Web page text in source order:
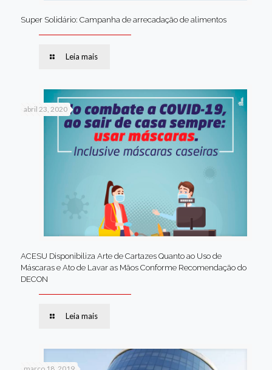
Super Solidário: Campanha de arrecadação de alimentos
Leia mais
abril 23, 2020
ACESU Disponibiliza Arte de Cartazes Quanto ao Uso de
Máscaras e Ato de Lavar as Mãos Conforme Recomendação do
DECON
Leia mais